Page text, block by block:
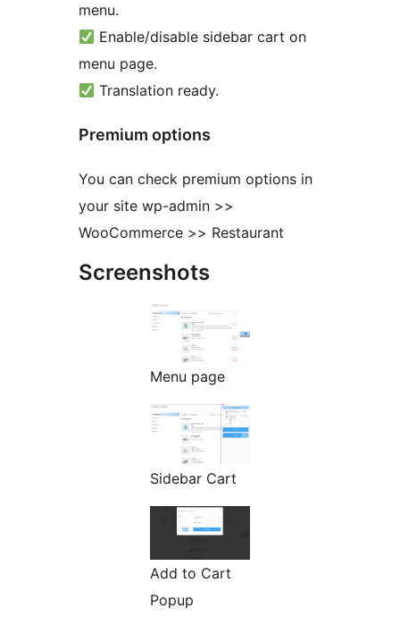
menu.
Enable/disable sidebar cart on
menu page.
Translation ready.
Premium options
You can check premium options in
your site wp-admin >>
WooCommerce >> Restaurant
Screenshots
Menu page
Sidebar Cart
Add to Cart
Popup